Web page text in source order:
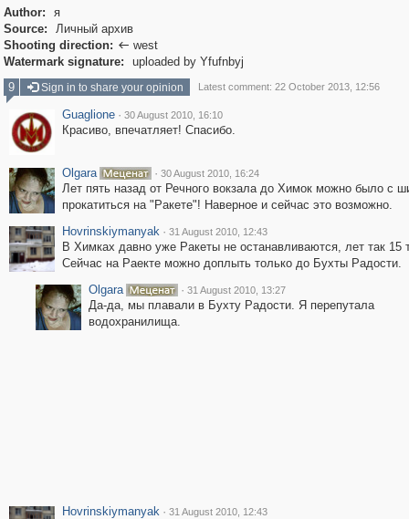
Author:
я
Source:
Личный архив
Shooting direction:  west
Watermark signature:
uploaded by Yfufnbyj
9
Sign in to share your opinion Latest comment: 22 October 2013, 12:56
Guaglione · 30 August 2010, 16:10
Красиво, впечатляет! Спасибо.
Olgara · 30 August 2010, 16:24
Лет пять назад от Речного вокзала до Химок можно было с
прокатиться на "Ракете"! Наверное и сейчас это возможно.
Hovrinskiymanyak · 31 August 2010, 12:43
В Химках давно уже Ракеты не останавливаются, лет так 15
Сейчас на Раекте можно доплыть только до Бухты Радости.
Olgara
· 31 August 2010, 13:27
Да-да, мы плавали в Бухту Радости. Я перепутала
водохранилища.
Hovrinskiymanyak · 31 August 2010, 12:43